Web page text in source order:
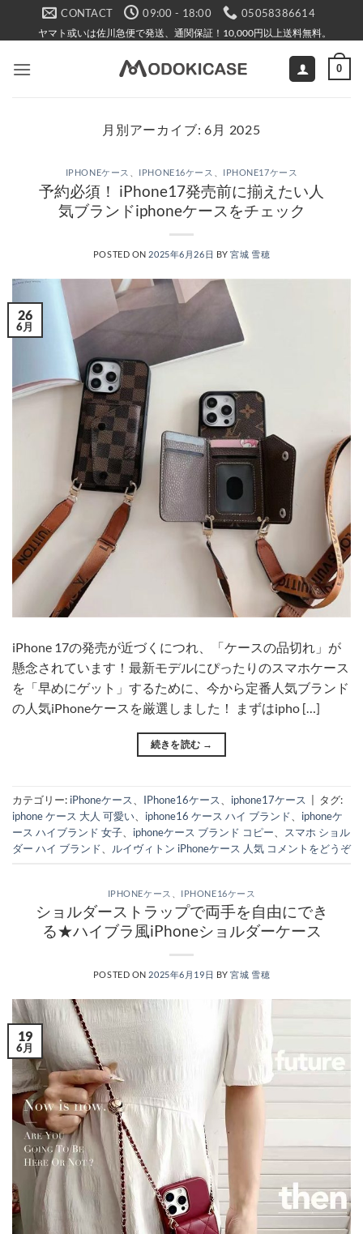
CONTACT 09:00 - 18:00 05058386614
ヤマト或いは佐川急便で発送、通関保証！10,000円以上送料無料。
0
月別アーカイブ:6月 2025
IPHONEケース IPHONE16ケース IPHONE17ケース
予約必須！ iPhone17発売前に揃えたい人
気ブランドiphoneケースをチェック
POSTED ON 2025年6月26日 BY宮城 雪穂
26
6月
iPhone 17の発売が近づくにつれ、「ケースの品切れ」が
懸念されています！最新モデルにぴったりのスマホケース
を「早めにゲット」するために、今から定番人気ブランド
の人気iPhoneケースを厳選しました！ まずはipho […]
続きを読む →
カテゴリー: iPhoneケース IPhone16ケース iphone17ケース
タグ:
iphone ケース 大人 可愛い
iphone16 ケース ハイ ブランド
iphoneケ
ース ハイブランド 女子
iphoneケース ブランド コピー
スマホ ショル
ダー ハイ ブランド
ルイヴィトン iPhoneケース 人気 コメントをどうぞ
IPHONEケース IPHONE16ケース
ショルダーストラップで両手を自由にでき
る★ハイブラ風iPhoneショルダーケース
POSTED ON 2025年6月19日 BY宮城 雪穂
19
6月